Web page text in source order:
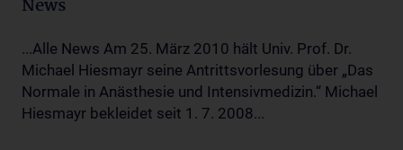
News
...Alle News Am 25. März 2010 hält Univ. Prof. Dr.
Michael Hiesmayr seine Antrittsvorlesung über „Das
Normale in Anästhesie und Intensivmedizin.“ Michael
Hiesmayr bekleidet seit 1. 7. 2008...